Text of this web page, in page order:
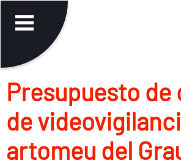
Presupuesto de
de
artomeu del